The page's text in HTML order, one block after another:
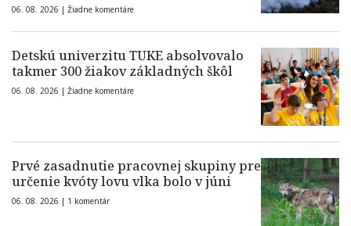
06. 08. 2026 | Žiadne komentáre
Detskú univerzitu TUKE absolvovalo
takmer 300 žiakov základných škôl
06. 08. 2026 | Žiadne komentáre
Prvé zasadnutie pracovnej skupiny pre
určenie kvóty lovu vlka bolo v júni
06. 08. 2026 | 1 komentár